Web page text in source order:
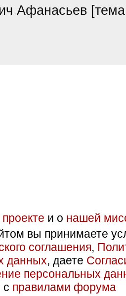
Афанасьев
проекте и о нашей
вы принимаете
соглашения,
данных, даете
персональных
с правилами форума